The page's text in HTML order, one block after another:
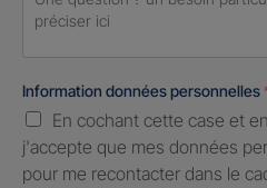
Information données personnelles
En cochant cette case et
j'accepte que mes données
pour me recontacter dans le